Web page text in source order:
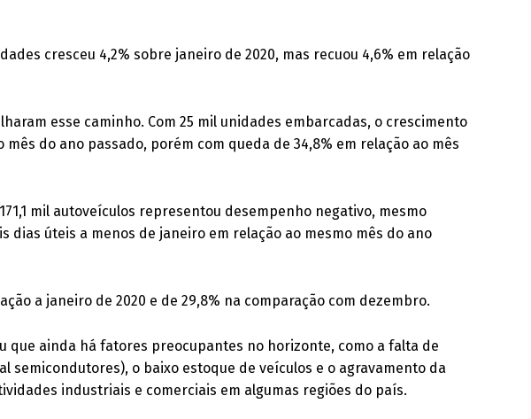
cresceu 4,2% sobre janeiro de 2020, mas recuou 4,6% em relação
esse caminho. Com 25 mil unidades embarcadas, o crescimento
mês do ano passado, porém com queda de 34,8% em relação ao mês
mil autoveículos representou desempenho negativo, mesmo
dias úteis a menos de janeiro em relação ao mesmo mês do ano
a janeiro de 2020 e de 29,8% na comparação com dezembro.
que ainda há fatores preocupantes no horizonte, como a falta de
semicondutores), o baixo estoque de veículos e o agravamento da
industriais e comerciais em algumas regiões do país.